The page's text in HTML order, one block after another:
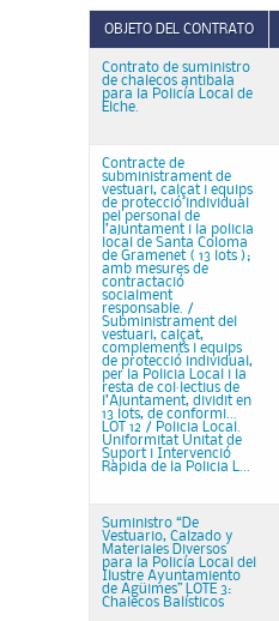
OBJETO DEL CONTRATO
Contrato de suministro
de chalecos antibala
para la Policía Local de
Elche.
Contracte de
subministrament de
vestuari, calçat i equips
de protecció individual
pel personal de
l’ajuntament i la policia
local de Santa Coloma
de Gramenet ( 13 lots );
amb mesures de
contractació
socialment
responsable. /
Subministrament del
vestuari, calçat,
complements i equips
de protecció individual,
per la Policia Local i la
resta de col·lectius de
l’Ajuntament, dividit en
13 lots, de conformi...
LOT 12 / Policia Local.
Uniformitat Unitat de
Suport i Intervenció
Ràpida de la Policia L...
Suministro “De
Vestuario, Calzado y
Materiales Diversos
para la Policía Local del
Ilustre Ayuntamiento
de Agüimes” LOTE 3:
Chalecos Balísticos